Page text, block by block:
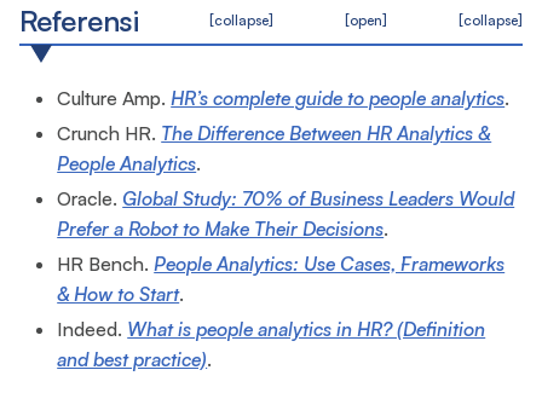
Referensi [collapse] [open] [collapse]
Culture Amp.HR’s complete guide to people analytics.
Crunch HR. The Difference Between HR Analytics &
People Analytics.
Oracle. Global Study: 70% of Business Leaders Would
Prefer a Robot to Make Their Decisions.
HR Bench.People Analytics: Use Cases, Frameworks
& How to Start.
Indeed. What is people analytics in HR? (Definition
and best practice).